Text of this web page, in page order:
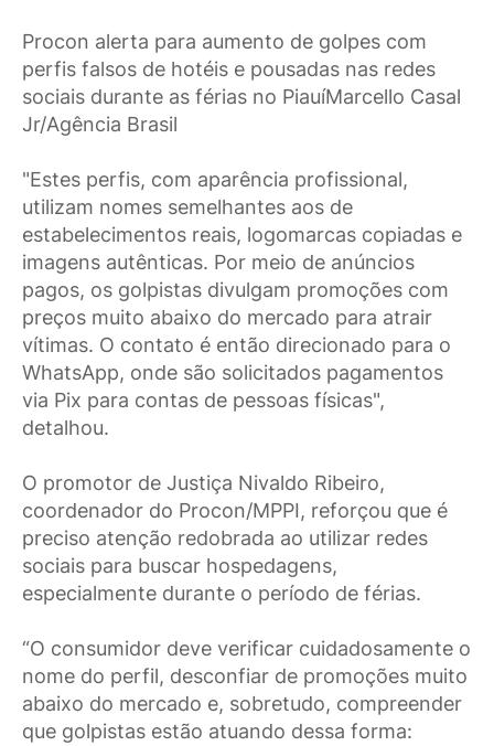
Procon alerta para aumento de golpes com
perfis falsos de hotéis e pousadas nas redes
sociais durante as férias no PiauíMarcello Casal
Jr/Agência Brasil
"Estes perfis, com aparência profissional,
utilizam nomes semelhantes aos de
estabelecimentos reais, logomarcas copiadas e
imagens autênticas. Por meio de anúncios
pagos, os golpistas divulgam promoções com
preços muito abaixo do mercado para atrair
vítimas. O contato é então direcionado para o
WhatsApp, onde são solicitados pagamentos
via Pix para contas de pessoas físicas",
detalhou.
O promotor de Justiça Nivaldo Ribeiro,
coordenador do Procon/MPPI, reforçou que é
preciso atenção redobrada ao utilizar redes
sociais para buscar hospedagens,
especialmente durante o período de férias.
“O consumidor deve verificar cuidadosamente o
nome do perfil, desconfiar de promoções muito
abaixo do mercado e, sobretudo, compreender
que golpistas estão atuando dessa forma: